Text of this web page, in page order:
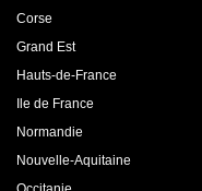
Corse
Grand Est
Hauts-de-France
Ile de France
Normandie
Nouvelle-Aquitaine